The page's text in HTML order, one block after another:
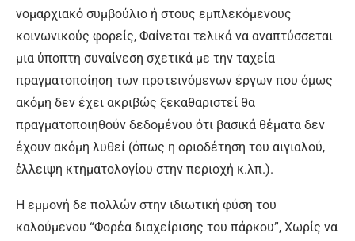
νομαρχιακό συμβούλιο ή στους εμπλεκόμενους
κοινωνικούς φορείς, Φαίνεται τελικά να αναπτύσσεται
µια ύποπτη συναίνεση σχετικά µε την ταχεία
πραγματοποίηση των προτεινόμενων έργων που όμως
ακόµη δεν έχει ακριβώς ξεκαθαριστεί θα
πραγµατοποιηθούν δεδομένου ότι βασικά θέματα δεν
έχουν ακόµη λυθεί (όπως η οριοδέτηση του αιγιαλού,
ἑλλειψη κτηµατολογίου στην περιοχή κ.λπ.).
Η εμμονή δε πολλών στην ιδιωτική φύση του
καλούμενου “Φορέα διαχείρισης του πάρκου”, Χωρίς να